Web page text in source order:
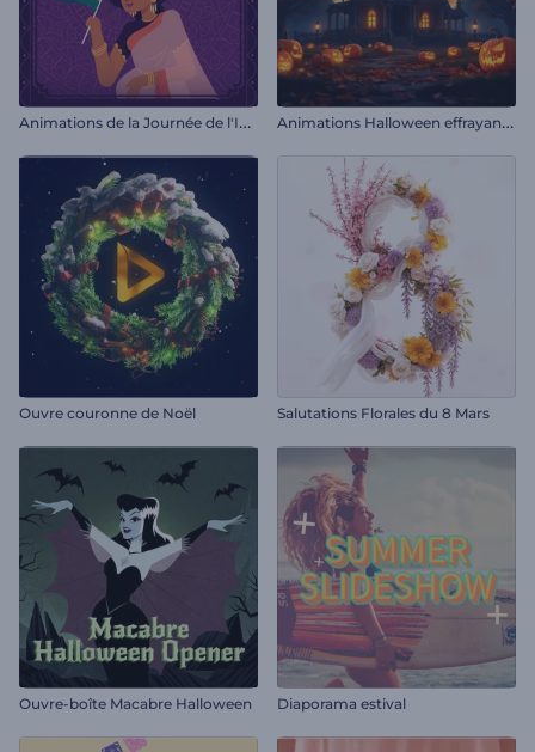
A
nimations de la Journée de l'Indépendance de l'Inde A
nimations Halloween effrayantes
Ouvre couronne de Noël Salutations Florales du 8 Mars
Ouvre-boîte Macabre Halloween Diaporama estival